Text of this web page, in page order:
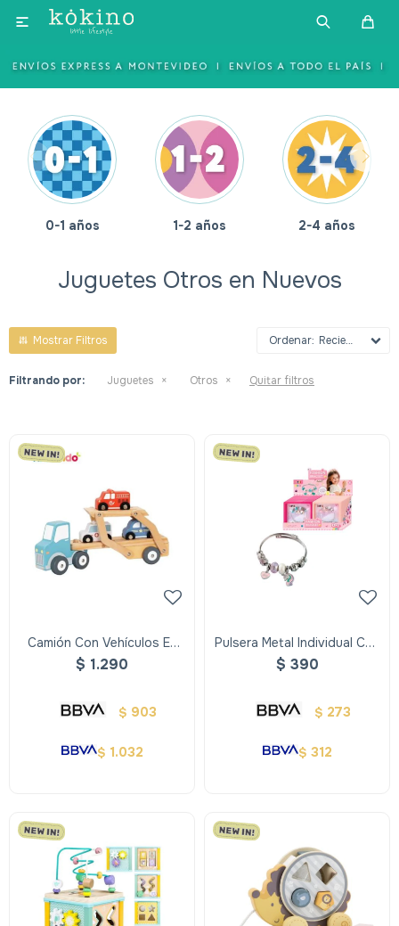

0-1 años 1-2 años 2-4 años
Juguetes Otros en Nuevos
Recientes
Filtrando por: Juguetes Otros Quitar filtros
Camión Con Vehículos En
Madera - Hi Pando
$ 1.290
$ 903
$ 1.032
Pulsera Metal Individual Con
Dijes
$ 390
$ 273
$ 312